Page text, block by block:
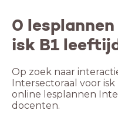
0
isk B1
Op zoek naar
Intersectoraal voor isk
online lesplannen
docenten.